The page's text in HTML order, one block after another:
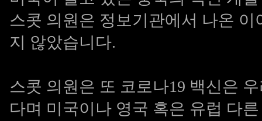
스콧 의원은 정보기관에서 나온
지 않았습니다.
스콧 의원은 또 코로나19 백신은
다며 미국이나 영국 혹은 유럽 다